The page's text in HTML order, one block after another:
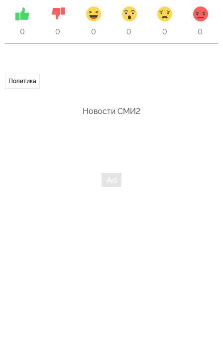
0 0 0 0 0 0
Политика
Новости СМИ2